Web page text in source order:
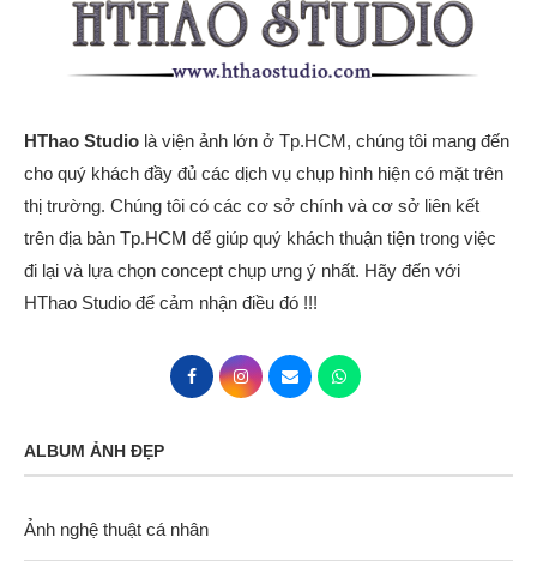
HThao Studio là viện ảnh lớn ở Tp.HCM, chúng tôi mang đến
cho quý khách đầy đủ các dịch vụ chụp hình hiện có mặt trên
thị trường. Chúng tôi có các cơ sở chính và cơ sở liên kết
trên địa bàn Tp.HCM để giúp quý khách thuận tiện trong việc
đi lại và lựa chọn concept chụp ưng ý nhất. Hãy đến với
HThao Studio để cảm nhận điều đó !!!
ALBUM ẢNH ĐẸP
Ảnh nghệ thuật cá nhân